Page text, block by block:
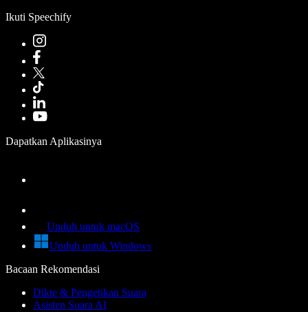
Ikuti Speechify
Dapatkan Aplikasinya
Unduh untuk macOS
Unduh untuk Windows
Bacaan Rekomendasi
Dikte & Pengetikan Suara
Asisten Suara AI